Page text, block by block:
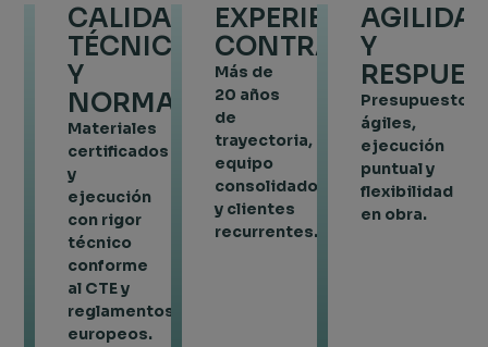
CALIDAD
TÉCNICA
Y
NORMATIVA
Materiales
certificados
y
ejecución
con rigor
técnico
conforme
al CTE y
reglamentos
europeos.
EXPERIENCIA
CONTRASTADA
Más de
20 años
de
trayectoria,
equipo
consolidado
y clientes
recurrentes.
Y
Presupuestos
ágiles,
ejecución
puntual y
flexibilidad
en obra.